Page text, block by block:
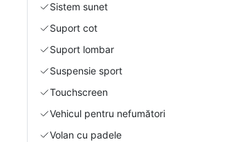
Sistem sunet
Suport cot
Suport lombar
Suspensie sport
Touchscreen
Vehicul pentru nefumători
Volan cu padele